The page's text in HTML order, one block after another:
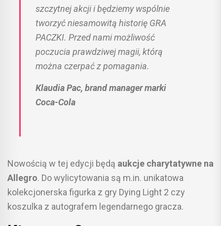
szczytnej akcji i będziemy wspólnie
tworzyć niesamowitą historię GRA
PACZKI. Przed nami możliwość
poczucia prawdziwej magii, którą
można czerpać z pomagania.
Klaudia Pac, brand manager marki
Coca-Cola
Nowością w tej edycji będą aukcje charytatywne na
Allegro. Do wylicytowania są m.in. unikatowa
kolekcjonerska figurka z gry Dying Light 2 czy
koszulka z autografem legendarnego gracza.